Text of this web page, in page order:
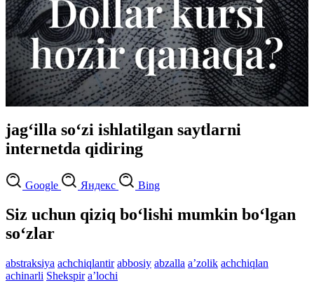
jag‘illa so‘zi ishlatilgan saytlarni
internetda qidiring
Google Яндекс Bing
Siz uchun qiziq bo‘lishi mumkin bo‘lgan
so‘zlar
abstraksiya achchiqlantir abbosiy abzalla aʼzolik achchiqlan
achinarli Shekspir aʼlochi